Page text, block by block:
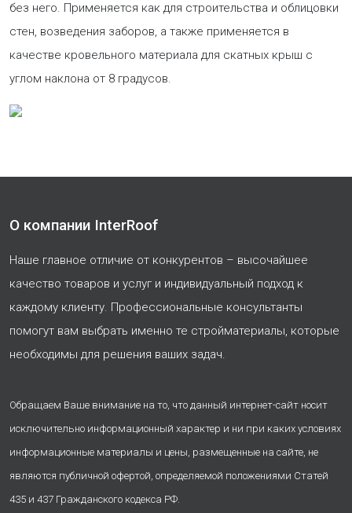
без него. Применяется как для строительства и облицовки
стен, возведения заборов, а также применяется в
качестве кровельного материала для скатных крыш с
углом наклона от 8 градусов.
О компании InterRoof
Наше главное отличие от конкурентов – высочайшее
качество товаров и услуг и индивидуальный подход к
каждому клиенту. Профессиональные консультанты
помогут вам выбрать именно те стройматериалы, которые
необходимы для решения ваших задач.
Обращаем Ваше внимание на то, что данный интернет-сайт носит
исключительно информационный характер и ни при каких условиях
информационные материалы и цены, размещенные на сайте, не
являются публичной офертой, определяемой положениями Статей
435 и 437 Гражданского кодекса РФ.